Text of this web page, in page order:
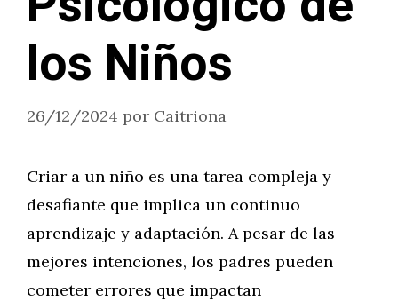
los Niños
26/12/2024 por Caitriona
Criar a un niño es una tarea compleja y
desafiante que implica un continuo
aprendizaje y adaptación. A pesar de las
mejores intenciones, los padres pueden
cometer errores que impactan